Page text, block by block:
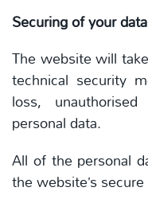
Securing of your data
The website will
technical security
loss,
personal data.
All of the personal
the website’s